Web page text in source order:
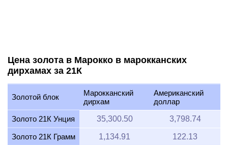
Цена золота в Марокко в марокканских
дирхамах за 21К
Золотой блок
Марокканский
дирхам
Американский
доллар
Золото 21К Унция
35,300.50 3,798.74
Золото 21К Грамм 1,134.91 122.13